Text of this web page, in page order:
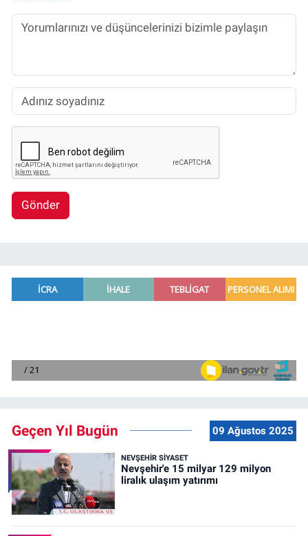
Gönder
Geçen Yıl Bugün 09 Ağustos 2025
NEVŞEHIR SIYASET
Nevşehir'e 15 milyar 129 milyon
liralık ulaşım yatırımı